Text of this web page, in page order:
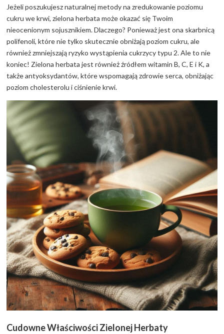
Jeżeli poszukujesz naturalnej metody na zredukowanie poziomu
cukru we krwi, zielona herbata może okazać się Twoim
nieocenionym sojusznikiem. Dlaczego? Ponieważ jest ona skarbnicą
polifenoli, które nie tylko skutecznie obniżają poziom cukru, ale
również zmniejszają ryzyko wystąpienia cukrzycy typu 2. Ale to nie
koniec! Zielona herbata jest również źródłem witamin B, C, E i K, a
także antyoksydantów, które wspomagają zdrowie serca, obniżając
poziom cholesterolu i ciśnienie krwi.
Cudowne Właściwości Zielonej Herbaty